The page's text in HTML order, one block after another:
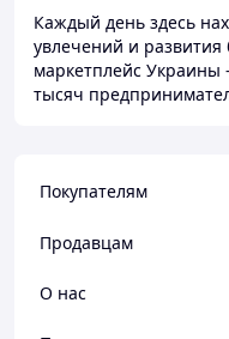
Каждый день здесь
увлечений и
маркетплейс Украины
тысяч
Покупателям
Продавцам
О нас